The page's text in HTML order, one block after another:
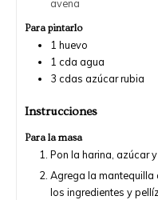
avena
Para pintarlo
1 huevo
1 cda agua
3 cdas azúcar rubia
Instrucciones
Para la masa
Pon la harina, azúcar
Agrega la mantequilla
los ingredientes y